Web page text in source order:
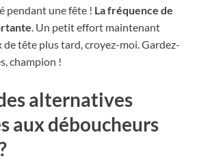
pendant une fête ! La fréquence de
. Un petit effort maintenant
de tête plus tard, croyez-moi. Gardez-
champion !
alternatives
aux déboucheurs